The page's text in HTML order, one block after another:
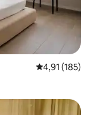
4,91 av 5 i
4,91 (185)